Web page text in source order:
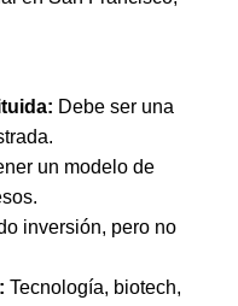
Debe ser una
un modelo de
inversión, pero no
Tecnología, biotech,